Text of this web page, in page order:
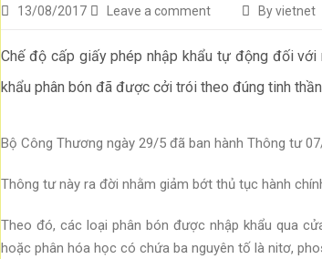
13/08/2017 Leave a comment By vietnet
Chế độ cấp giấy phép nhập khẩu tự động đối
khẩu phân bón đã được cởi trói theo đúng tinh
Bộ Công Thương ngày 29/5 đã ban hành Thông tư
Thông tư này ra đời nhằm giảm bớt thủ tục hành
Theo đó, các loại phân bón được nhập khẩu qua
hoặc phân hóa học có chứa ba nguyên tố là nitơ,